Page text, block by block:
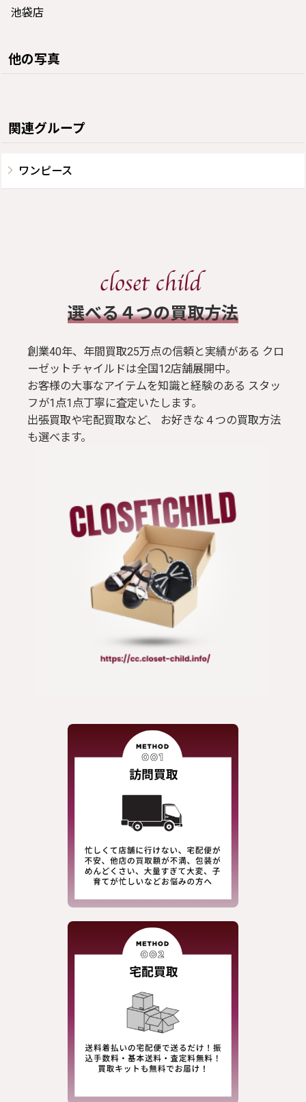
池袋店
他の写真
関連グループ
ワンピース
​選べる４つの買取方法
創業40年、年間買取25万点の信頼と実績がある クロ
ーゼットチャイルドは全国12店舗展開中。
お客様の大事なアイテムを知識と経験のある スタッ
フが1点1点丁寧に査定いたします。
出張買取や宅配買取など、 お好きな４つの買取方法
も選べます。